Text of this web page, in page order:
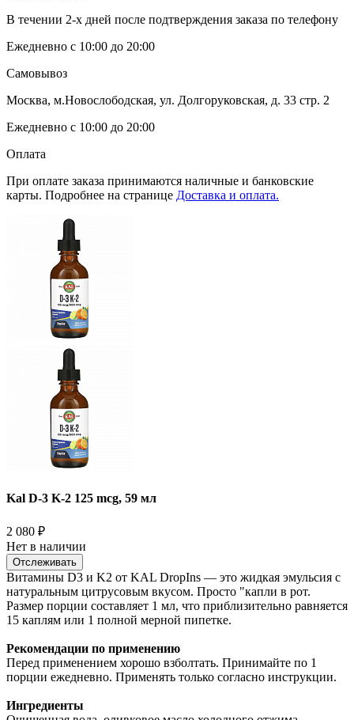
В течении 2-х дней после подтверждения заказа по телефону
Ежедневно с 10:00 до 20:00
Самовывоз
Москва, м.Новослободская, ул. Долгоруковская, д. 33 стр. 2
Ежедневно с 10:00 до 20:00
Оплата
При оплате заказа принимаются наличные и банковские
карты. Подробнее на странице Доставка и оплата.
Kal D-3 K-2 125 mcg, 59 мл
2 080 ₽
Нет в наличии
Отслеживать
Витамины D3 и K2 от KAL DropIns — это жидкая эмульсия с
натуральным цитрусовым вкусом. Просто "капли в рот.
Размер порции составляет 1 мл, что приблизительно равняется
15 каплям или 1 полной мерной пипетке.
Рекомендации по применению
Перед применением хорошо взболтать. Принимайте по 1
порции ежедневно. Применять только согласно инструкции.
Ингредиенты